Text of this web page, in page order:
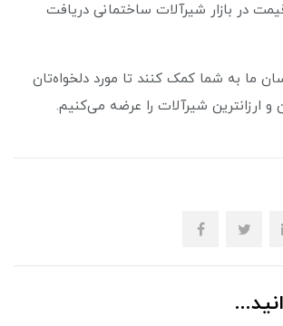
در بازار شیرآلات ساختمانی دریافت
ما به شما کمک کنند تا مورد دلخواه‌تان
و ارزانترین شیرآلات را عرضه می‌کنیم.